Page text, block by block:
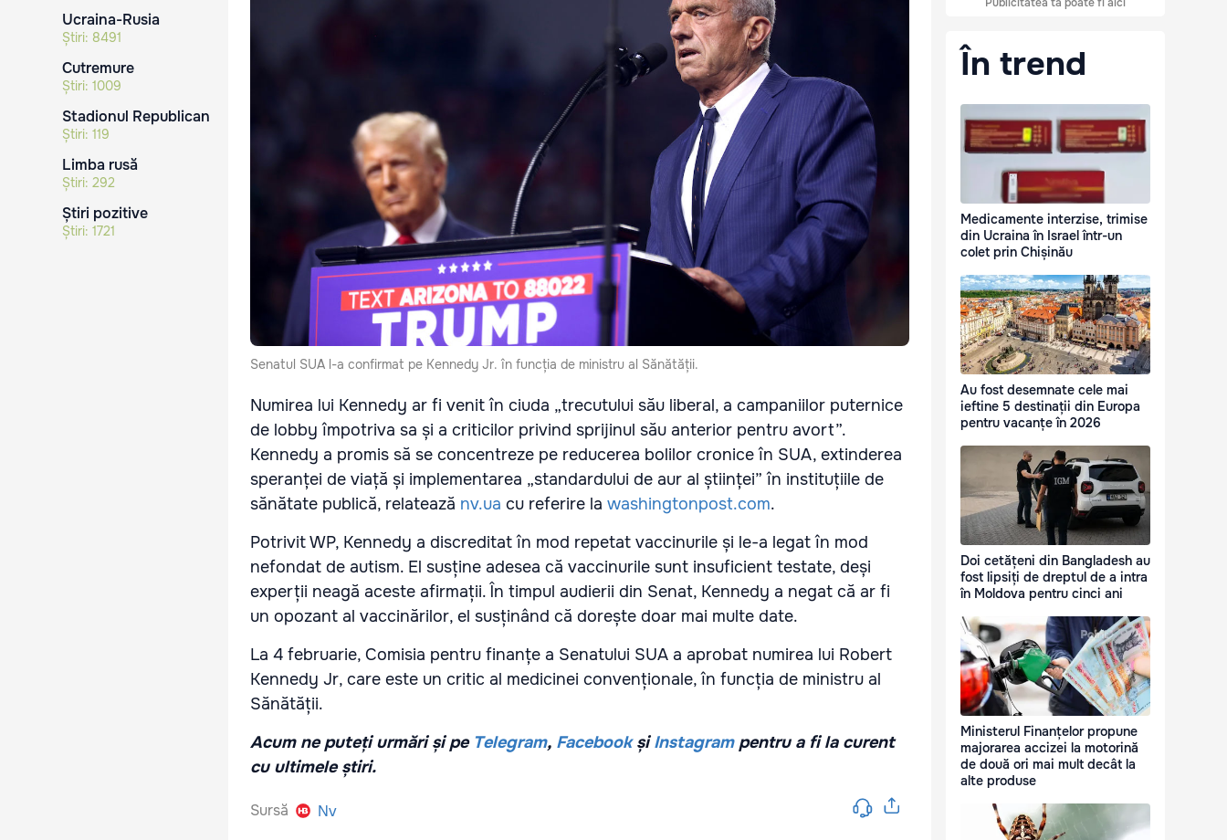
Ucraina-Rusia
Știri: 8491
Cutremure
Știri: 1009
Stadionul Republican
Știri: 119
Limba rusă
Știri: 292
Știri pozitive
Știri: 1721
Senatul SUA l-a confirmat pe Kennedy Jr. în funcția de ministru al Sănătății.
Numirea lui Kennedy ar fi venit în ciuda „trecutului său liberal, a campaniilor puternice
de lobby împotriva sa și a criticilor privind sprijinul său anterior pentru avort”.
Kennedy a promis să se concentreze pe reducerea bolilor cronice în SUA, extinderea
speranței de viață și implementarea „standardului de aur al științei” în instituțiile de
sănătate publică, relatează nv.ua cu referire la washingtonpost.com.
Potrivit WP, Kennedy a discreditat în mod repetat vaccinurile și le-a legat în mod
nefondat de autism. El susține adesea că vaccinurile sunt insuficient testate, deși
experții neagă aceste afirmații. În timpul audierii din Senat, Kennedy a negat că ar fi
un opozant al vaccinărilor, el susținând că dorește doar mai multe date.
La 4 februarie, Comisia pentru finanțe a Senatului SUA a aprobat numirea lui Robert
Kennedy Jr, care este un critic al medicinei convenționale, în funcția de ministru al
Sănătății.
Acum ne puteți urmări și pe Telegram, Facebook șiInstagrampentru a fi la curent
cu ultimele știri.
Sursă Nv
În trend
Medicamente interzise, trimise
din Ucraina în Israel într-un
colet prin Chișinău
Au fost desemnate cele mai
ieftine 5 destinații din Europa
pentru vacanțe în 2026
Doi cetățeni din Bangladesh au
fost lipsiți de dreptul de a intra
în Moldova pentru cinci ani
Ministerul Finanțelor propune
majorarea accizei la motorină
de două ori mai mult decât la
alte produse